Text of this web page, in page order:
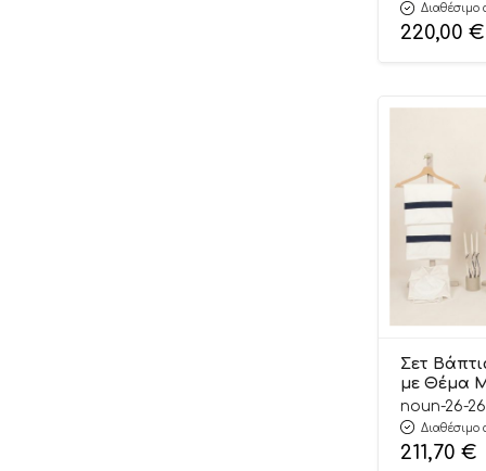
Σάπιο
26104
Διαθέσιμο
220,00 €
Σετ
με Θέμα
Μπλε-
noun-26-
Διαθέσιμο
211,70 €